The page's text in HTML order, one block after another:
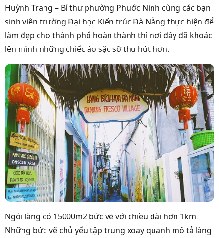
Huỳnh Trang – Bí thư phường Phước Ninh cùng các bạn
sinh viên trường Đại học Kiến trúc Đà Nẵng thực hiện để
làm đẹp cho thành phố hoàn thành thì nơi đây đã khoác
lên mình những chiếc áo sặc sỡ thu hút hơn.
Ngôi làng có 15000m2 bức vẽ với chiều dài hơn 1km.
Những bức vẽ chủ yếu tập trung xoay quanh mô tả làng